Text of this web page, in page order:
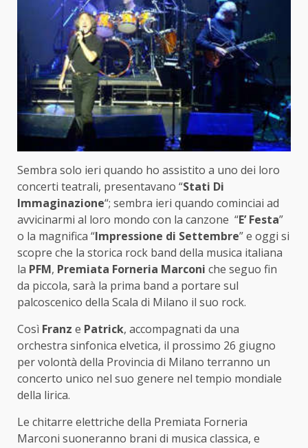
Sembra solo ieri quando ho assistito a uno dei loro
concerti teatrali, presentavano “Stati Di
Immaginazione“; sembra ieri quando cominciai ad
avvicinarmi al loro mondo con la canzone “E’ Festa”
o la magnifica “Impressione di Settembre” e oggi si
scopre che la storica rock band della musica italiana
la PFM, Premiata Forneria Marconi che seguo fin
da piccola, sarà la prima band a portare sul
palcoscenico della Scala di Milano il suo rock.
Così Franz e Patrick, accompagnati da una
orchestra sinfonica elvetica, il prossimo 26 giugno
per volontà della Provincia di Milano terranno un
concerto unico nel suo genere nel tempio mondiale
della lirica.
Le chitarre elettriche della Premiata Forneria
Marconi suoneranno brani di musica classica, e